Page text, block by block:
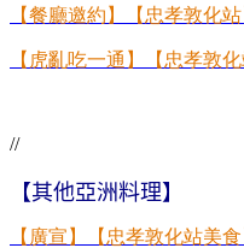
【餐廳邀約】【忠孝敦化站
【虎亂吃一通】【忠孝敦化
//
【其他亞洲料理】
【廣宣】【忠孝敦化站美